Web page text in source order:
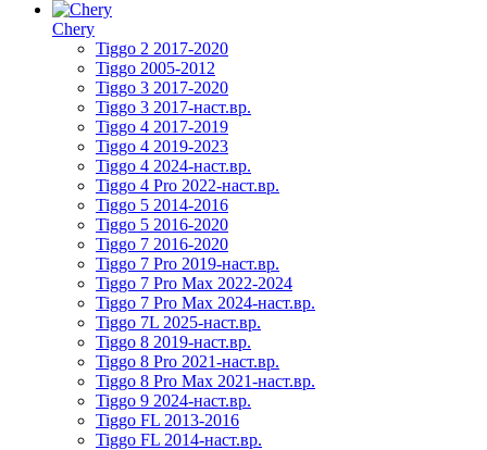
Chery
Tiggo 2 2017-2020
Tiggo 2005-2012
Tiggo 3 2017-2020
Tiggo 3 2017-наст.вр.
Tiggo 4 2017-2019
Tiggo 4 2019-2023
Tiggo 4 2024-наст.вр.
Tiggo 4 Pro 2022-наст.вр.
Tiggo 5 2014-2016
Tiggo 5 2016-2020
Tiggo 7 2016-2020
Tiggo 7 Pro 2019-наст.вр.
Tiggo 7 Pro Max 2022-2024
Tiggo 7 Pro Max 2024-наст.вр.
Tiggo 7L 2025-наст.вр.
Tiggo 8 2019-наст.вр.
Tiggo 8 Pro 2021-наст.вр.
Tiggo 8 Pro Max 2021-наст.вр.
Tiggo 9 2024-наст.вр.
Tiggo FL 2013-2016
Tiggo FL 2014-наст.вр.